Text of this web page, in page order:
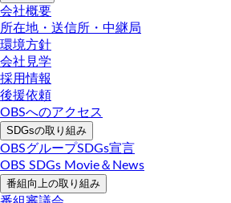
会社概要
所在地・送信所・中継局
環境方針
会社見学
採用情報
後援依頼
OBSへのアクセス
SDGsの取り組み
OBSグループSDGs宣言
OBS SDGs Movie＆News
番組向上の取り組み